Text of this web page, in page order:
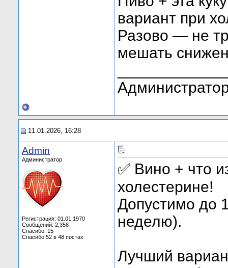
вариант при
Разово — не
мешать
11.01.2026, 16:28
Admin
Администратор
Регистрация: 01.01.1970
Сообщений: 2,358
Спасибо: 15
Спасибо 52 в 48 постах
✅ Вино + что
холестерине!
Допустимо до
неделю).
Лучший